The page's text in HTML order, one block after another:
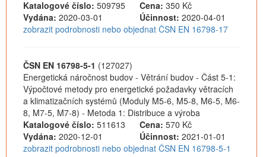
Katalogové číslo: 509795 Cena: 350 Kč
Vydána: 2020-03-01 Účinnost: 2020-04-01
zobrazit podrobnosti nebo objednat ČSN EN 16798-17
ČSN EN 16798-5-1 (127027)
Energetická náročnost budov - Větrání budov - Část 5-1:
Výpočtové metody pro energetické požadavky větracích
a klimatizačních systémů (Moduly M5-6, M5-8, M6-5, M6-
8, M7-5, M7-8) - Metoda 1: Distribuce a výroba
Katalogové číslo: 511613 Cena: 570 Kč
Vydána: 2020-12-01 Účinnost: 2021-01-01
zobrazit podrobnosti nebo objednat ČSN EN 16798-5-1